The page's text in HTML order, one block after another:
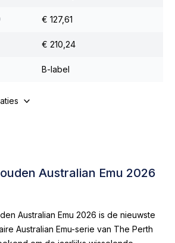
€ 127,61
€ 210,24
B-label
Australian Emu 2026
Australian Emu 2026 is de nieuwste
Australian Emu-serie van The Perth